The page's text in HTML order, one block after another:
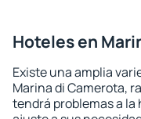
Hoteles en
Existe una amplia
Marina di Camerota,
tendrá problemas a la